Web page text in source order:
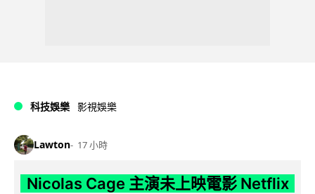
科技娛樂 影視娛樂
Lawton 17 小時
Nicolas Cage 主演未上映電影 Netflix